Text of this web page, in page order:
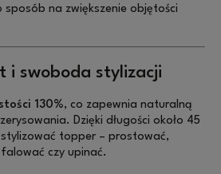
na zwiększenie objętości
i swoboda stylizacji
130%, co zapewnia naturalną
Dzięki długości około 45
topper – prostować,
czy upinać.